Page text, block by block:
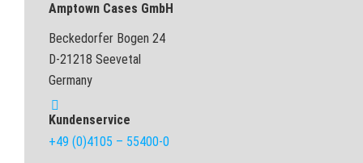
Amptown Cases GmbH
Beckedorfer Bogen 24
D-21218 Seevetal
Germany
Kundenservice
+49 (0)4105 – 55400-0